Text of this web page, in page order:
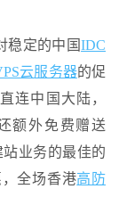
稳定的中国IDC
云服务器的促
连中国大陆，
额外免费赠送
站业务的最佳的
全场香港高防